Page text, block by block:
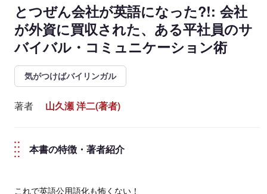
とつぜん会社が英語になった?!: 会社
が外資に買収された、ある平社員のサ
バイバル・コミュニケーション術
気がつけばバイリンガル
著者 山久瀬 洋二(著者)
本書の特徴・著者紹介
これで英語公用語化も怖くない！